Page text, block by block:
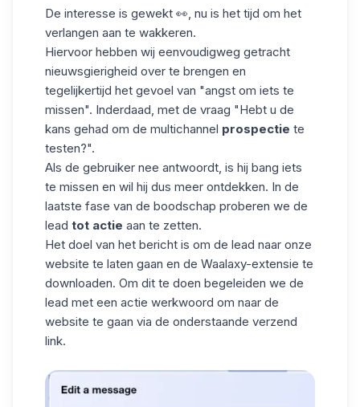
De interesse is gewekt 👀, nu is het tijd om het
verlangen aan te wakkeren.
Hiervoor hebben wij eenvoudigweg getracht
nieuwsgierigheid over te brengen en
tegelijkertijd het gevoel van "angst om iets te
missen". Inderdaad, met de vraag "Hebt u de
kans gehad om de multichannel prospectie te
testen?".
Als de gebruiker nee antwoordt, is hij bang iets
te missen en wil hij dus meer ontdekken. In de
laatste fase van de boodschap proberen we de
lead tot actie aan te zetten.
Het doel van het bericht is om de lead naar onze
website te laten gaan en de Waalaxy-extensie te
downloaden. Om dit te doen begeleiden we de
lead met een actie werkwoord om naar de
website te gaan via de onderstaande verzend
link.